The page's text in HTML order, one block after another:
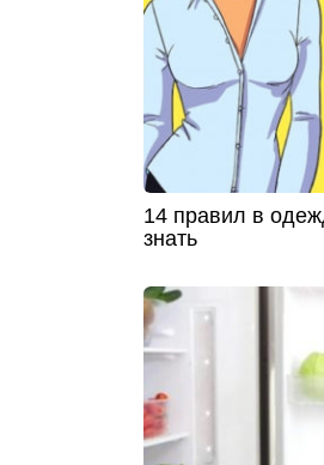
14 правил в
знать